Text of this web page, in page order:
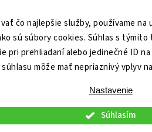
čo najlepšie služby, používame
sú súbory cookies. Súhlas s
pri prehliadaní alebo jedinečné ID
môže mať nepriaznivý vplyv
Nastavenie
Súhlasím